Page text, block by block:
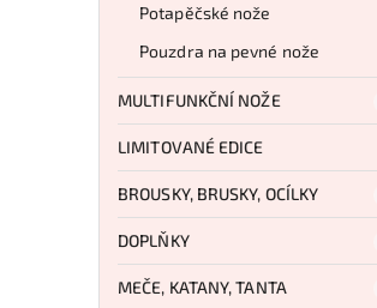
Potapěčské nože
Pouzdra na pevné nože
MULTIFUNKČNÍ NOŽE
LIMITOVANÉ EDICE
BROUSKY, BRUSKY, OCÍLKY
DOPLŇKY
MEČE, KATANY, TANTA